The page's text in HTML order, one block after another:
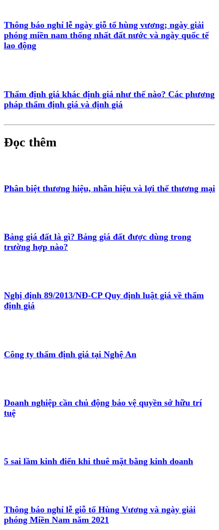
Thông báo nghỉ lễ ngày giỗ tổ hùng vương; ngày giải
phóng miền nam thống nhất đất nước và ngày quốc tế
lao động
Thẩm định giá khác định giá như thế nào? Các phương
pháp thẩm định giá và định giá
Đọc thêm
Phân biệt thương hiệu, nhãn hiệu và lợi thế thương mại
Bảng giá đất là gì? Bảng giá đất được dùng trong
trường hợp nào?
Nghị định 89/2013/NĐ-CP Quy định luật giá về thẩm
định giá
Công ty thẩm định giá tại Nghệ An
Doanh nghiệp cần chủ động bảo vệ quyền sở hữu trí
tuệ
5 sai lầm kinh điển khi thuê mặt bằng kinh doanh
Thông báo nghỉ lễ giỗ tổ Hùng Vương và ngày giải
phóng Miền Nam năm 2021